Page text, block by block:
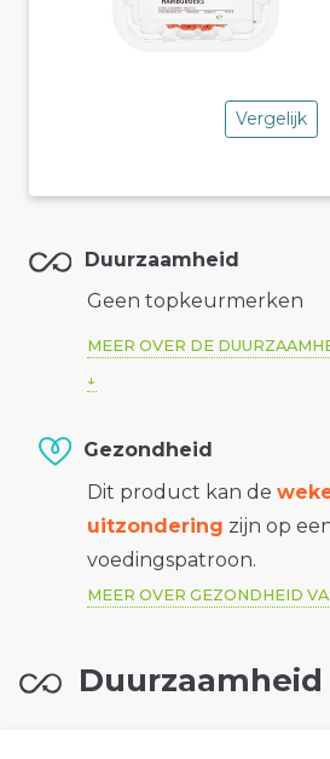
Vergelijk
Duurzaamheid
Geen topkeurmerken
MEER OVER DE
Gezondheid
Dit product kan de
uitzondering zijn op
voedingspatroon.
MEER OVER GEZONDHEID
Duurzaamheid